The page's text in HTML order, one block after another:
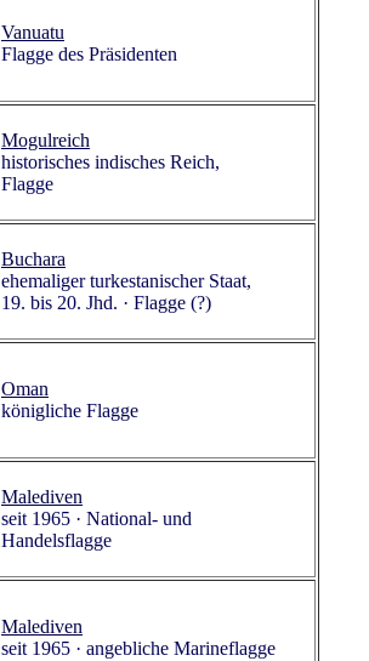
Vanuatu
Flagge des Präsidenten
Mogulreich
historisches indisches Reich,
Flagge
Buchara
ehemaliger turkestanischer Staat,
19. bis 20. Jhd. · Flagge (?)
Oman
königliche Flagge
Malediven
seit 1965 · National- und
Handelsflagge
Malediven
seit 1965 · angebliche Marineflagge